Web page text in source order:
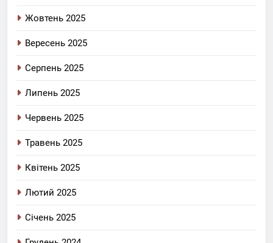
Жовтень 2025
Вересень 2025
Серпень 2025
Липень 2025
Червень 2025
Травень 2025
Квітень 2025
Лютий 2025
Січень 2025